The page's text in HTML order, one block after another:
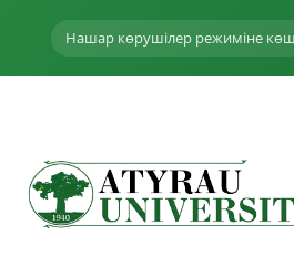
Нашар көрушілер режиміне